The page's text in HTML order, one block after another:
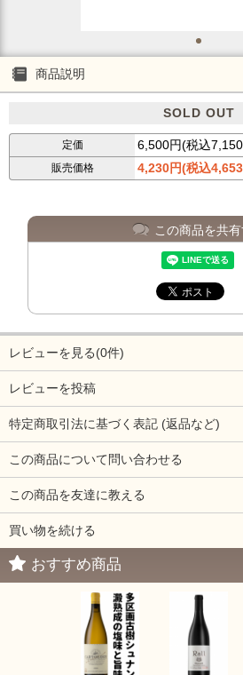
商品説明
SOLD OUT
定価 6,500円(税込
販売価格 4,230円(税込
この商品を共有
レビューを見る(0件)
レビューを投稿
特定商取引法に基づく表記 (返品など)
この商品について問い合わせる
この商品を友達に教える
買い物を続ける
おすすめ商品